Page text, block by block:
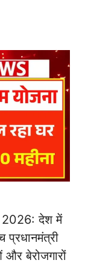
देश में
और बेरोजगारों